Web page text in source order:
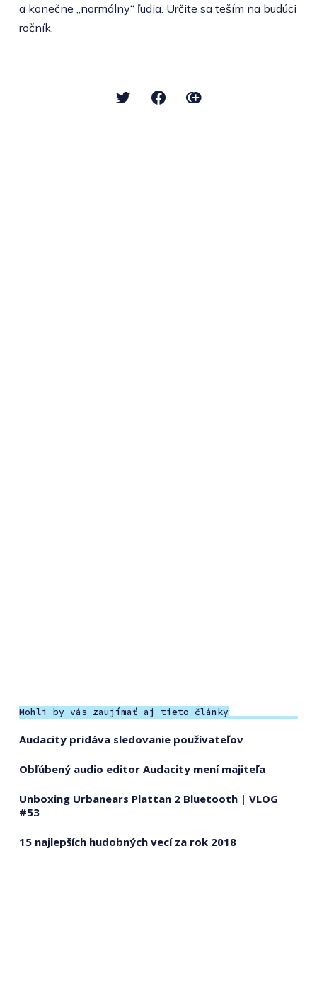
a konečne „normálny“ ľudia. Určite sa teším na budúci
ročník.
Mohli by vás zaujímať aj tieto články
Audacity pridáva sledovanie používateľov
Obľúbený audio editor Audacity mení majiteľa
Unboxing Urbanears Plattan 2 Bluetooth | VLOG
#53
15 najlepších hudobných vecí za rok 2018